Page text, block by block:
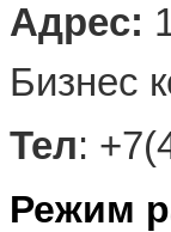
Адрес:
Бизнес
Тел:
Режим